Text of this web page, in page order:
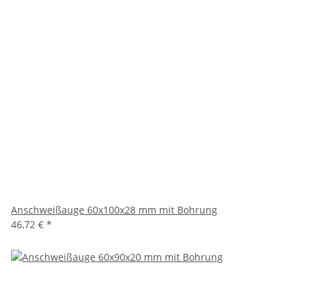
Anschweißauge 60x100x28 mm mit Bohrung
46,72 € *